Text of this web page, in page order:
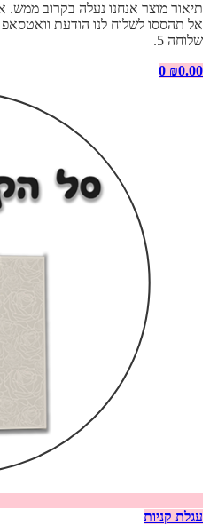
תיאור מוצר אנחנו נעלה בקרוב
שלוחה 5.
₪0.00
0
עגלת קניות